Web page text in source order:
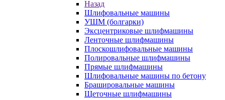
Назад
Шлифовальные машины
УШМ (болгарки)
Эксцентриковые шлифмашины
Ленточные шлифмашины
Плоскошлифовальные машины
Полировальные шлифмашины
Прямые шлифмашины
Шлифовальные машины по бетону
Брашировальные машины
Щеточные шлифмашины